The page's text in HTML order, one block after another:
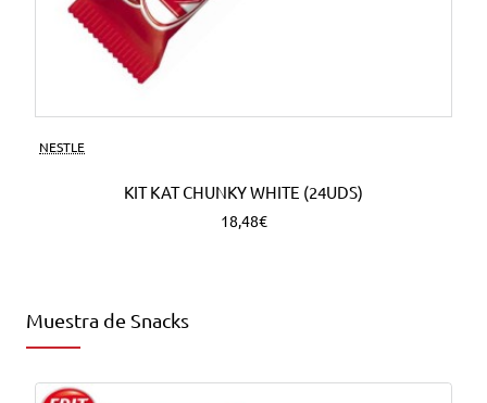
NESTLE
KIT KAT CHUNKY WHITE (24UDS)
18,48€
Muestra de Snacks